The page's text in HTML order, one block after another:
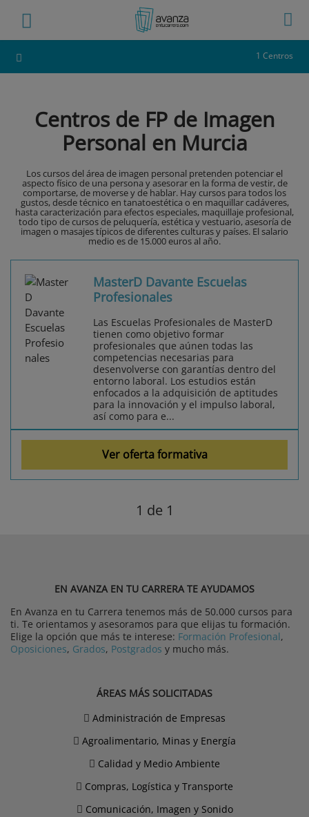
1 Centros
Centros de FP de Imagen
Personal en Murcia
Los cursos del área de imagen personal pretenden potenciar el
aspecto físico de una persona y asesorar en la forma de vestir, de
comportarse, de moverse y de hablar. Hay cursos para todos los
gustos, desde técnico en tanatoestética o en maquillar cadáveres,
hasta caracterización para efectos especiales, maquillaje profesional,
todo tipo de cursos de peluquería, estética y vestuario, asesoría de
imagen o masajes típicos de diferentes culturas y países. El salario
medio es de 15.000 euros al año.
MasterD Davante Escuelas
Profesionales
Las Escuelas Profesionales de MasterD
tienen como objetivo formar
profesionales que aúnen todas las
competencias necesarias para
desenvolverse con garantías dentro del
entorno laboral. Los estudios están
enfocados a la adquisición de aptitudes
para la innovación y el impulso laboral,
así como para e...
Ver oferta formativa
1 de 1
EN AVANZA EN TU CARRERA TE AYUDAMOS
En Avanza en tu Carrera tenemos más de 50.000 cursos para
ti. Te orientamos y asesoramos para que elijas tu formación.
Elige la opción que más te interese: Formación Profesional,
Oposiciones, Grados, Postgrados y mucho más.
ÁREAS MÁS SOLICITADAS
Administración de Empresas
Agroalimentario, Minas y Energía
Calidad y Medio Ambiente
Compras, Logística y Transporte
Comunicación, Imagen y Sonido